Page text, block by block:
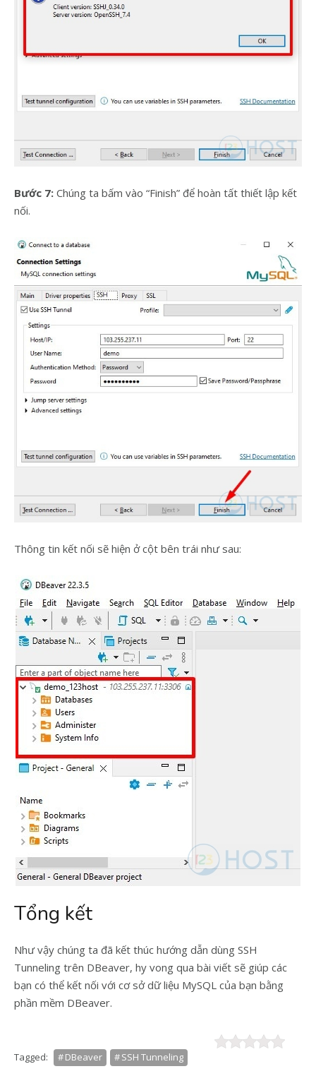
Bước 7: Chúng ta bấm vào “Finish” để hoàn tất thiết lập kết
nối.
Thông tin kết nối sẽ hiện ở cột bên trái như sau:
Tổng kết
Như vậy chúng ta đã kết thúc hướng dẫn dùng SSH
Tunneling trên DBeaver, hy vong qua bài viết sẽ giúp các
bạn có thể kết nối với cơ sở dữ liệu MySQL của bạn bằng
phần mềm DBeaver.
Tagged: DBeaver SSH Tunneling